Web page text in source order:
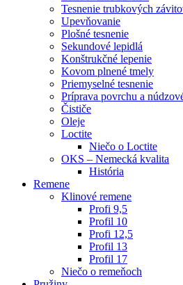
Tesnenie trubkových
Upevňovanie
Plošné tesnenie
Sekundové lepidlá
Konštrukčné lepenie
Kovom plnené tmely
Priemyselné tesnenie
Príprava povrchu a
Čističe
Oleje
Loctite
Niečo o Loctite
OKS – Nemecká kvalita
História
Remene
Klinové remene
Profi 9,5
Profil 10
Profi 12,5
Profil 13
Profil 17
Niečo o remeňoch